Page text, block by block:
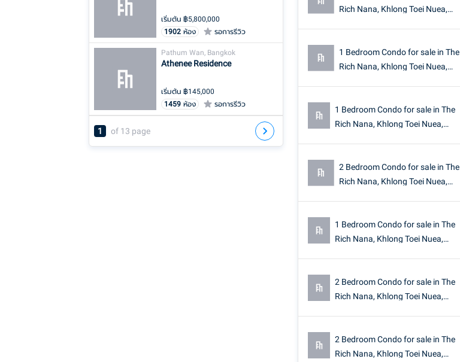
เริ่มต้น ฿5,800,000
1902 ห้อง รอการรีวิว
Pathum Wan, Bangkok
Athenee Residence
เริ่มต้น ฿145,000
1459 ห้อง รอการรีวิว
1 of 13 page
Rich Nana, Khlong Toei Nuea,
1 Bedroom Condo for sale in The
Rich Nana, Khlong Toei Nuea,
1 Bedroom Condo for sale in The
Rich Nana, Khlong Toei Nuea,
2 Bedroom Condo for sale in The
Rich Nana, Khlong Toei Nuea,
1 Bedroom Condo for sale in The
Rich Nana, Khlong Toei Nuea,
2 Bedroom Condo for sale in The
Rich Nana, Khlong Toei Nuea,
2 Bedroom Condo for sale in The
Rich Nana, Khlong Toei Nuea,